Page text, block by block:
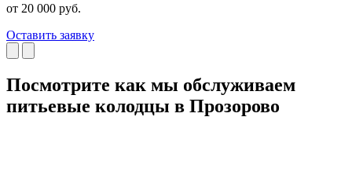
от 20 000 руб.
Оставить заявку
Посмотрите как мы обслуживаем
питьевые колодцы в Прозорово